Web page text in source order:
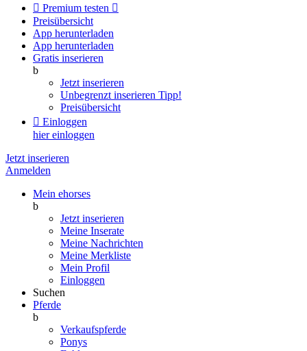
 Premium testen 
Preisübersicht
App herunterladen
App herunterladen
Gratis inserieren
b
Jetzt inserieren
Unbegrenzt inserieren Tipp!
Preisübersicht
 Einloggen
hier einloggen
Jetzt inserieren
Anmelden
Mein ehorses
b
Jetzt inserieren
Meine Inserate
Meine Nachrichten
Meine Merkliste
Mein Profil
Einloggen
Suchen
Pferde
b
Verkaufspferde
Ponys